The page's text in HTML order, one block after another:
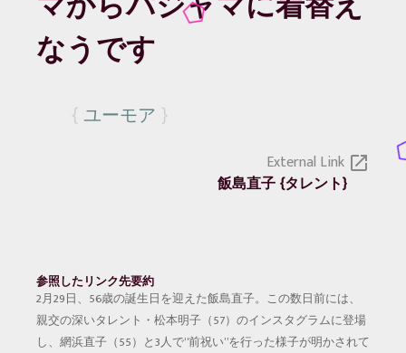
なうです
ユーモア
External Link open_in_new
飯島直子 タレント
参照したリンク先要約
2月29日、56歳の誕生日を迎えた飯島直子。この数日前には、
親交の深いタレント・松本明子（57）のインスタグラムに登場
し、網浜直子（55）と3人で“前祝い”を行った様子が明かされて